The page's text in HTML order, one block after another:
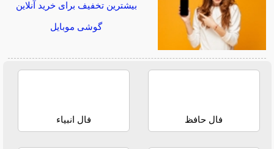
بیشترین تخفیف برای خرید آنلاین
گوشی موبایل
فال حافظ فال انبیاء